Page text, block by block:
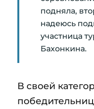
подняла,
надеюсь
участница
Бахонкина.
В своей